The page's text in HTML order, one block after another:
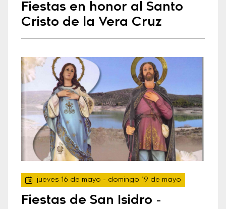
Fiestas en honor al Santo
Cristo de la Vera Cruz
jueves 16 de mayo - domingo 19 de mayo
Fiestas de San Isidro -